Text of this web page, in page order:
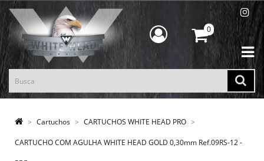
0
Cartuchos CARTUCHOS WHITE HEAD PRO
CARTUCHO COM AGULHA WHITE HEAD GOLD 0,30mm Ref.09RS-12 -